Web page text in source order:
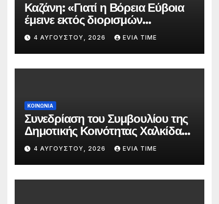
Καζάνη: «Γιατί η Βόρεια Εύβοια
έμεινε εκτός διορισμών
δασκάλων;»
4 ΑΥΓΟΎΣΤΟΥ, 2026 EVIA TIME
ΚΟΙΝΩΝΙΑ
Συνεδρίαση του Συμβουλίου της
Δημοτικής Κοινότητας Χαλκίδας
την 5 Αυγούστου
4 ΑΥΓΟΎΣΤΟΥ, 2026 EVIA TIME